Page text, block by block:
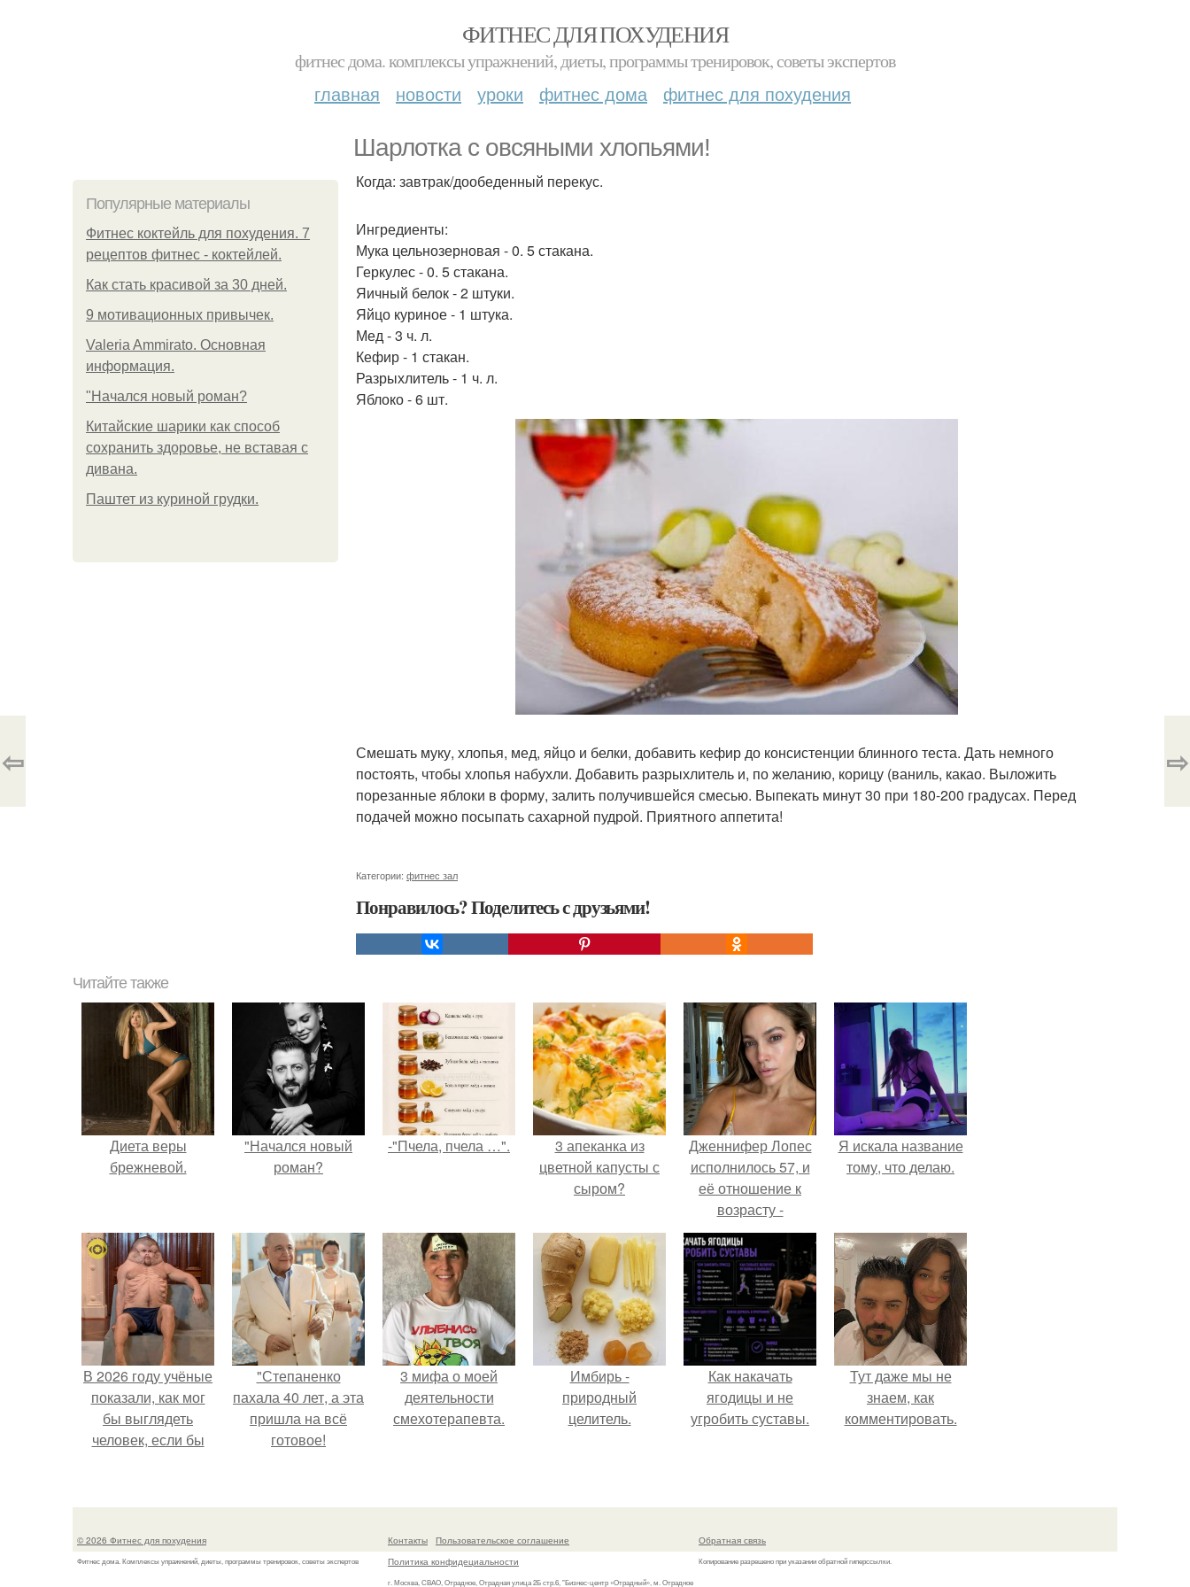
ФИТНЕС ДЛЯ ПОХУДЕНИЯ
фитнес дома. комплексы упражнений, диеты, программы тренировок, советы экспертов
главная новости уроки фитнес дома фитнес для похудения
Шарлотка с овсяными хлопьями!
Популярные материалы
Фитнес коктейль для похудения. 7
рецептов фитнес - коктейлей.
Как стать красивой за 30 дней.
9 мотивационных привычек.
Valeria Ammirato. Основная
информация.
"Начался новый роман?
Китайские шарики как способ
сохранить здоровье, не вставая с
дивана.
Паштет из куриной грудки.
Когда: завтрак/дообеденный перекус.
Ингредиенты:
Мука цельнозерновая - 0. 5 стакана.
Геркулес - 0. 5 стакана.
Яичный белок - 2 штуки.
Яйцо куриное - 1 штука.
Мед - 3 ч. л.
Кефир - 1 стакан.
Разрыхлитель - 1 ч. л.
Яблоко - 6 шт.
Смешать муку, хлопья, мед, яйцо и белки, добавить кефир до консистенции блинного теста. Дать немного
постоять, чтобы хлопья набухли. Добавить разрыхлитель и, по желанию, корицу (ваниль, какао. Выложить
порезанные яблоки в форму, залить получившейся смесью. Выпекать минут 30 при 180-200 градусах. Перед
подачей можно посыпать сахарной пудрой. Приятного аппетита!
Категории: фитнес зал
Понравилось? Поделитесь с друзьями!
⇦ ⇨
Читайте также
Диета веры
брежневой.
"Начался новый
роман?
-"Пчела, пчела …".
3 апеканка из
цветной капусты с
сыром?
Дженнифер Лопес
исполнилось 57, и
её отношение к
возрасту -
настоящий
манифест
уверенности: "не
говорите, что я
отлично выгляжу
для 57.
Я искала название
тому, что делаю.
В 2026 году учёные
показали, как мог
бы выглядеть
человек, если бы
специально для
автокатастpoфах.
"Степаненко
пахала 40 лет, а эта
пришла на всё
готовое!
3 мифа о моей
деятельности
смехотерапевта.
Имбирь -
природный
целитель.
Как накачать
ягодицы и не
угробить суставы.
Тут даже мы не
знаем, как
комментировать.
© 2026 Фитнес для похудения
Фитнес дома. Комплексы упражнений, диеты, программы тренировок, советы экспертов
Контакты
Пользовательское соглашение
Политика конфидециальности
г. Москва, СВАО, Отрадное, Отрадная улица 2Б стр.6, "Бизнес-центр «Отрадный», м. Отрадное
Обратная связь
Копирование разрешено при указании обратной гиперссылки.